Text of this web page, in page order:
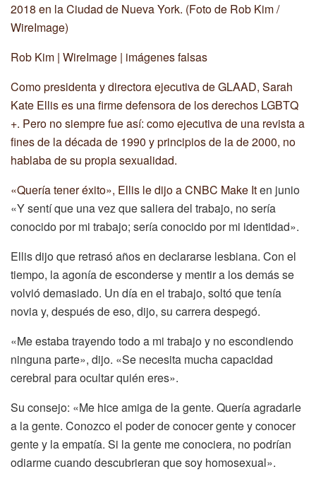
2018 en la Ciudad de Nueva York. (Foto de Rob Kim /
WireImage)
Rob Kim | WireImage | imágenes falsas
Como presidenta y directora ejecutiva de GLAAD, Sarah
Kate Ellis es una firme defensora de los derechos LGBTQ
+. Pero no siempre fue así: como ejecutiva de una revista a
fines de la década de 1990 y principios de la de 2000, no
hablaba de su propia sexualidad.
«Quería tener éxito», Ellis le dijo a CNBC Make Iten junio
«Y sentí que una vez que saliera del trabajo, no sería
conocido por mi trabajo; sería conocido por mi identidad».
Ellis dijo que retrasó años en declararse lesbiana. Con el
tiempo, la agonía de esconderse y mentir a los demás se
volvió demasiado. Un día en el trabajo, soltó que tenía
novia y, después de eso, dijo, su carrera despegó.
«Me estaba trayendo todo a mi trabajo y no escondiendo
ninguna parte», dijo. «Se necesita mucha capacidad
cerebral para ocultar quién eres».
Su consejo: «Me hice amiga de la gente. Quería agradarle
a la gente. Conozco el poder de conocer gente y conocer
gente y la empatía. Si la gente me conociera, no podrían
odiarme cuando descubrieran que soy homosexual».